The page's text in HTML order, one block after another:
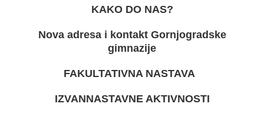
KAKO DO NAS?
Nova adresa i kontakt Gornjogradske
gimnazije
FAKULTATIVNA NASTAVA
IZVANNASTAVNE AKTIVNOSTI